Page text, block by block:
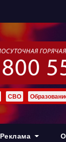
СВО
Реклама